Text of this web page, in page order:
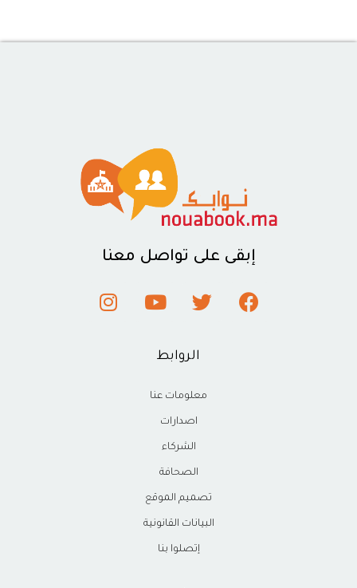
إبقى على تواصل معنا
الروابط
معلومات عنا
اصدارات
الشركاء
الصحافة
تصميم الموقع
البيانات القانونية
إتصلوا بنا